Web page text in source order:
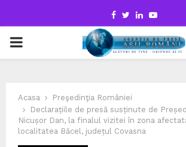
Facebook
TwitterLinkedinYoutube
PRIMARY
Acasa
Preşedinţia României
Declarațiile de presă susținute de
Nicușor Dan, la finalul vizitei în zona
localitatea Băcel, județul Covasna